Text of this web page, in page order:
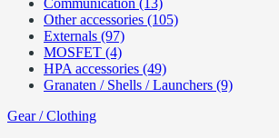
Communication (13)
Other accessories (105)
Externals (97)
MOSFET (4)
HPA accessories (49)
Granaten / Shells / Launchers (9)
Gear / Clothing